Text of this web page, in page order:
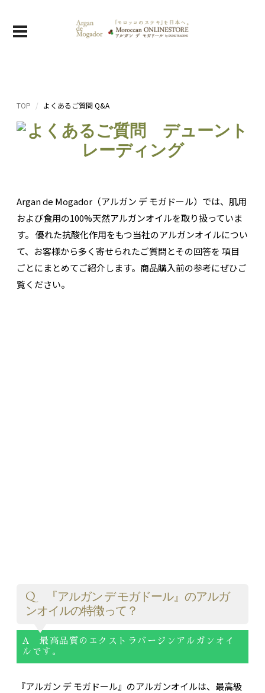
TOP よくあるご質問 Q&A
Argan de Mogador（アルガン デ モガドール）では、肌用
および食用の100%天然アルガンオイルを取り扱っていま
す。 優れた抗酸化作用をもつ当社のアルガンオイルについ
て、お客様から多く寄せられたご質問とその回答を 項目
ごとにまとめてご紹介します。商品購入前の参考にぜひご
覧ください。
Q 『アルガン デ モガドール』のアルガ
ンオイルの特徴って？
A 最高品質のエクストラバージンアルガンオイ
ルです。
『アルガン デ モガドール』のアルガンオイルは、最高級